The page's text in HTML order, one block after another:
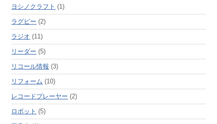
ヨシノクラフト (1)
ラグビー (2)
ラジオ (11)
リーダー (5)
リコール情報 (3)
リフォーム (10)
レコードプレーヤー (2)
ロボット (5)